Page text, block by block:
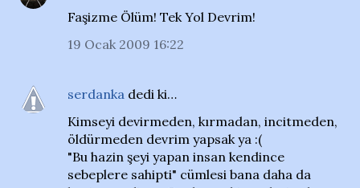
Faşizme Ölüm! Tek Yol Devrim!
19 Ocak 2009 16:22
serdanka dedi ki…
Kimseyi devirmeden, kırmadan, incitmeden,
öldürmeden devrim yapsak ya :(
"Bu hazin şeyi yapan insan kendince
sebeplere sahipti" cümlesi bana daha da